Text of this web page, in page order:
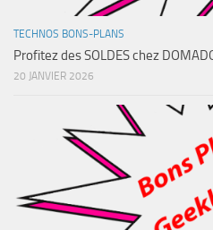
TECHNOS BONS-PLANS
Profitez des SOLDES chez
20 JANVIER 2026